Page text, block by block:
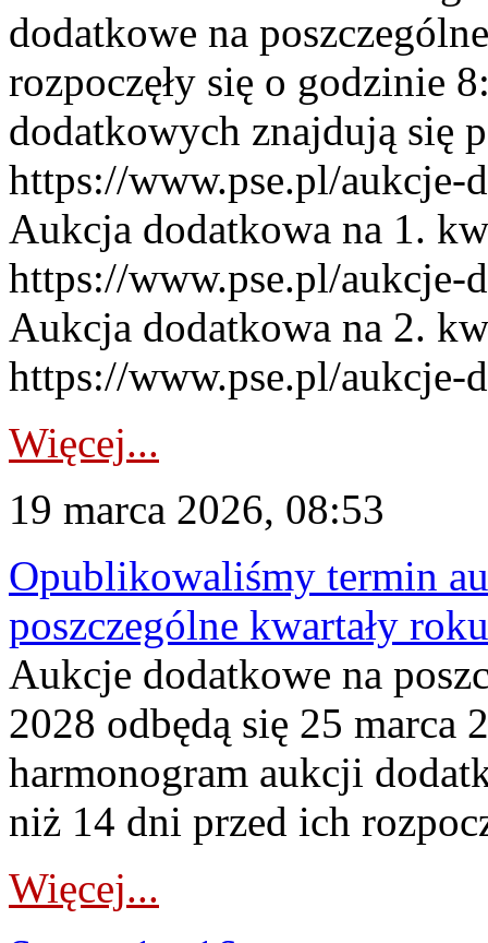
dodatkowe na
rozpoczęły się o godzinie
dodatkowych znajdują się
https://www.pse.pl/
Aukcja dodatkowa na 1.
https://www.pse.pl/
Aukcja dodatkowa na 2.
https://www.pse.pl/aukcje-
Więcej...
19 marca 2026, 08:53
Opublikowaliśmy termin
poszczególne kwartały
Aukcje dodatkowe na
2028 odbędą się 25 marca
harmonogram aukcji
niż 14 dni przed ich
Więcej...